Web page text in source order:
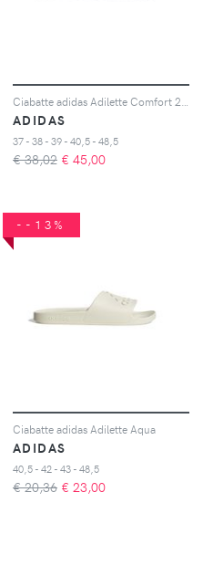
ADIDAS
37 - 38 - 39 - 40,5 - 48,5
€ 38,02 € 45,00
--13%
Ciabatte adidas Adilette Aqua
ADIDAS
40,5 - 42 - 43 - 48,5
€ 20,36 € 23,00